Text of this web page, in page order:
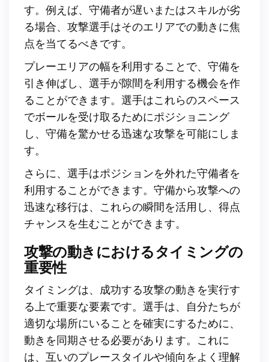
す。例えば、守備者が遅いまたはスキルが劣
る場合、攻撃選手はそのエリアでの動きに焦
点を当てるべきです。
プレーエリアの幅を利用することで、守備を
引き伸ばし、選手が隙間を利用する機会を作
ることができます。選手はこれらのスペース
でボールを受け取るためにポジショニング
し、守備を驚かせる迅速な攻撃を可能にしま
す。
さらに、選手はポジションを外れた守備者を
利用することができます。守備から攻撃への
迅速な移行は、これらの瞬間を活用し、得点
チャンスを生むことができます。
攻撃の動きにおけるタイミングの
重要性
タイミングは、成功する攻撃の動きを実行す
る上で重要な要素です。選手は、自分たちが
適切な場所にいることを確実にするために、
動きを同期させる必要があります。これに
は、互いのプレースタイルや傾向をよく理解